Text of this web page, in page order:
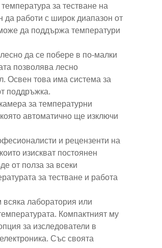
за тестване на
да работи с широк диапазон от
да поддържа температури
да се побере в по-малки
позволява лесно
Освен това има система за
поддръжка.
за температурни
автоматично ще изключи
и рецензенти на
изискват постоянен
от полза за всеки
за тестване и работа
лаборатория или
Компактният му
за изследователи в
Със своята